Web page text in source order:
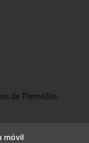
de ThemeZee.
móvil